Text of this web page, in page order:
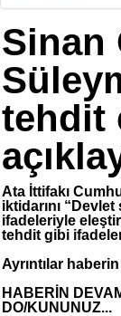
Sinan
tehdit
Ata İttifakı
iktidarını
ifadeleriyle
tehdit gibi
Ayrıntılar
HABERİN
DO/KUNUNUZ...